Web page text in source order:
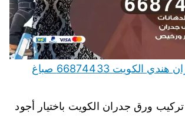
تركيب ورق جدران هندي الكويت 66874433 صباغ
ورق جدران الكويت باختيار أجود